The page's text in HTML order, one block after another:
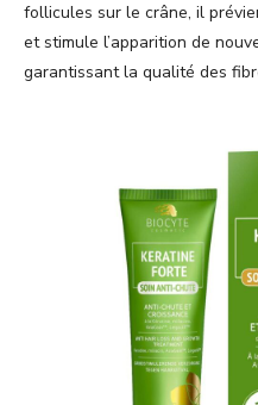
follicules sur le crâne, il
et stimule l’apparition de
garantissant la qualité des